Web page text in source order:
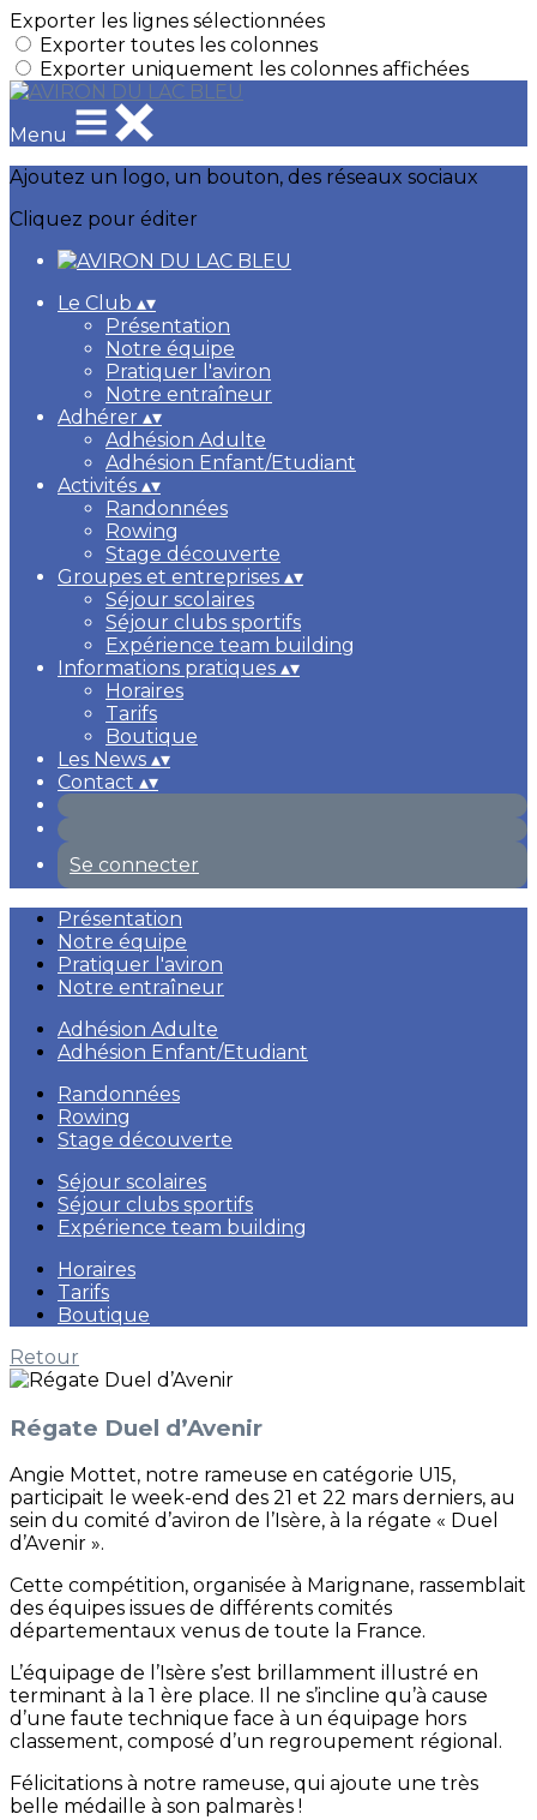
Exporter les lignes sélectionnées
Exporter toutes les colonnes
Exporter uniquement les colonnes affichées
Menu
Ajoutez un logo, un bouton, des réseaux sociaux
Cliquez pour éditer
Le Club ▴▾
Présentation
Notre équipe
Pratiquer l'aviron
Notre entraîneur
Adhérer ▴▾
Adhésion Adulte
Adhésion Enfant/Etudiant
Activités ▴▾
Randonnées
Rowing
Stage découverte
Groupes et entreprises ▴▾
Séjour scolaires
Séjour clubs sportifs
Expérience team building
Informations pratiques ▴▾
Horaires
Tarifs
Boutique
Les News ▴▾
Contact ▴▾
Se connecter
Présentation
Notre équipe
Pratiquer l'aviron
Notre entraîneur
Adhésion Adulte
Adhésion Enfant/Etudiant
Randonnées
Rowing
Stage découverte
Séjour scolaires
Séjour clubs sportifs
Expérience team building
Horaires
Tarifs
Boutique
Retour
Régate Duel d’Avenir
Angie Mottet, notre rameuse en catégorie U15,
participait le week-end des 21 et 22 mars derniers, au
sein du comité d’aviron de l’Isère, à la régate « Duel
d’Avenir ».
Cette compétition, organisée à Marignane, rassemblait
des équipes issues de différents comités
départementaux venus de toute la France.
L’équipage de l’Isère s’est brillamment illustré en
terminant à la 1 ère place. Il ne s’incline qu’à cause
d’une faute technique face à un équipage hors
classement, composé d’un regroupement régional.
Félicitations à notre rameuse, qui ajoute une très
belle médaille à son palmarès !